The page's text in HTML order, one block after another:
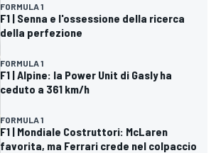
FORMULA 1
F1 | Senna e l'ossessione della ricerca
della perfezione
FORMULA 1
F1 | Alpine: la Power Unit di Gasly ha
ceduto a 361 km/h
FORMULA 1
F1 | Mondiale Costruttori: McLaren
favorita, ma Ferrari crede nel colpaccio